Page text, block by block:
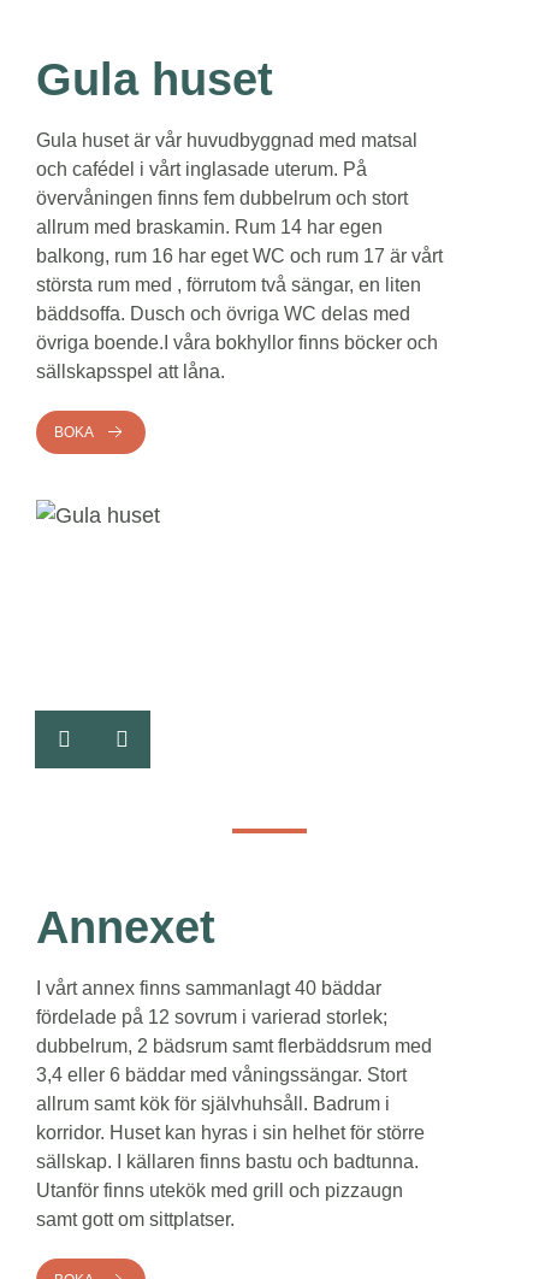
Gulahuset
Gula huset är vår huvudbyggnad med matsal
och cafédel i vårt inglasade uterum. På
övervåningen finns fem dubbelrum och stort
allrum med braskamin. Rum 14 har egen
balkong, rum 16 har eget WC och rum 17 är vårt
största rum med , förrutom två sängar, en liten
bäddsoffa. Dusch och övriga WC delas med
övriga boende.I våra bokhyllor finns böcker och
sällskapsspel att låna.
BOKA
Annexet
I vårt annex finns sammanlagt 40 bäddar
fördelade på 12 sovrum i varierad storlek;
dubbelrum, 2 bädsrum samt flerbäddsrum med
3,4 eller 6 bäddar med våningssängar. Stort
allrum samt kök för självhuhsåll. Badrum i
korridor. Huset kan hyras i sin helhet för större
sällskap. I källaren finns bastu och badtunna.
Utanför finns utekök med grill och pizzaugn
samt gott om sittplatser.